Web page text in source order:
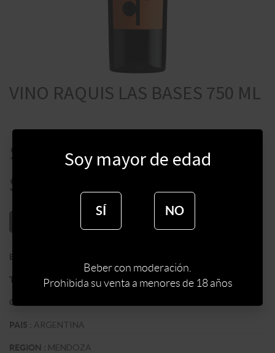
VINO RAQUIS LAS BASES 750 ML
$
$
BODEGA
TIPO DE VINO:TINTO
CEPA
PAIS : ARGENTINA
REGION : MENDOZA
Soy mayor de edad
SÍ NO
Beber con moderación.
Prohibida su venta a menores de 18 años